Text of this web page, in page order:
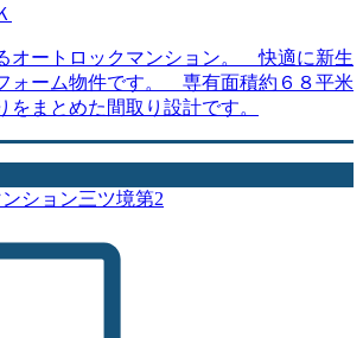
オートロックマンション。 快適に新生
ォーム物件です。 専有面積約６８平米
をまとめた間取り設計です。
ション三ツ境第2